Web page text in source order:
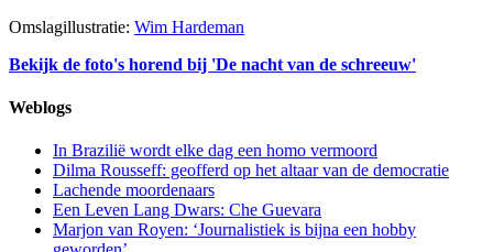
Omslagillustratie: Wim Hardeman
Bekijk de foto's horend bij 'De nacht van de schreeuw'
Weblogs
In Brazilië wordt elke dag een homo vermoord
Dilma Rousseff: geofferd op het altaar van de democratie
Lachende moordenaars
Een Leven Lang Dwars: Che Guevara
Marjon van Royen: ‘Journalistiek is bijna een hobby